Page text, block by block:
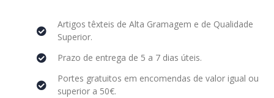
Artigos têxteis de Alta Gramagem e de Qualidade
Superior.
Prazo de entrega de 5 a 7 dias úteis.
Portes gratuitos em encomendas de valor igual ou
superior a 50€.